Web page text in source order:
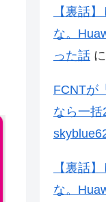
【裏話
な。
った話 に
FCNTが
なら一
【裏話
な。